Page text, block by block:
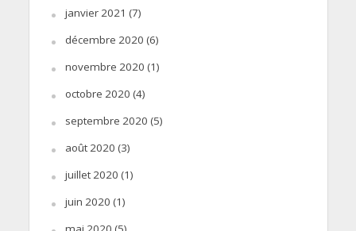
janvier 2021 (7)
décembre 2020 (6)
novembre 2020 (1)
octobre 2020 (4)
septembre 2020 (5)
août 2020 (3)
juillet 2020 (1)
juin 2020 (1)